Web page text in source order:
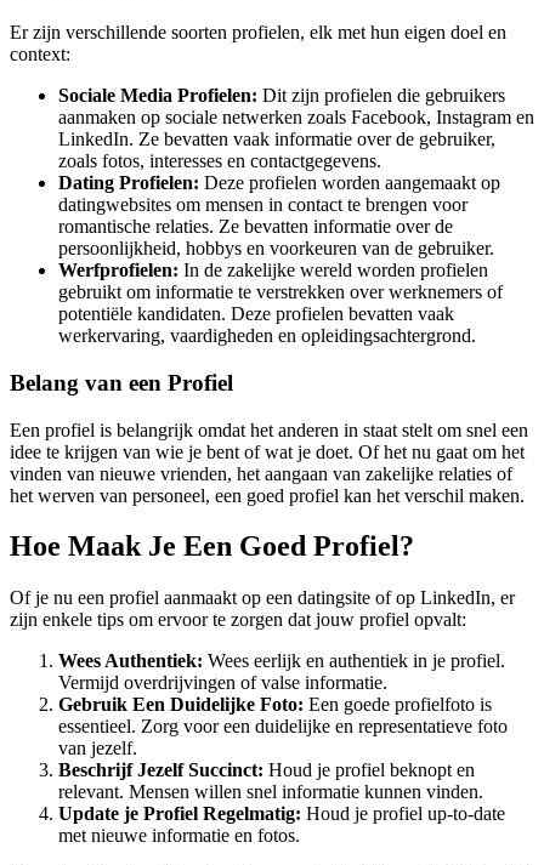
Er zijn verschillende soorten profielen, elk met hun eigen doel en
context:
Sociale Media Profielen: Dit zijn profielen die gebruikers
aanmaken op sociale netwerken zoals Facebook, Instagram en
LinkedIn. Ze bevatten vaak informatie over de gebruiker,
zoals fotos, interesses en contactgegevens.
Dating Profielen: Deze profielen worden aangemaakt op
datingwebsites om mensen in contact te brengen voor
romantische relaties. Ze bevatten informatie over de
persoonlijkheid, hobbys en voorkeuren van de gebruiker.
Werfprofielen: In de zakelijke wereld worden profielen
gebruikt om informatie te verstrekken over werknemers of
potentiële kandidaten. Deze profielen bevatten vaak
werkervaring, vaardigheden en opleidingsachtergrond.
Belang van een Profiel
Een profiel is belangrijk omdat het anderen in staat stelt om snel een
idee te krijgen van wie je bent of wat je doet. Of het nu gaat om het
vinden van nieuwe vrienden, het aangaan van zakelijke relaties of
het werven van personeel, een goed profiel kan het verschil maken.
Hoe Maak Je Een Goed Profiel?
Of je nu een profiel aanmaakt op een datingsite of op LinkedIn, er
zijn enkele tips om ervoor te zorgen dat jouw profiel opvalt:
Wees Authentiek: Wees eerlijk en authentiek in je profiel.
Vermijd overdrijvingen of valse informatie.
Gebruik Een Duidelijke Foto: Een goede profielfoto is
essentieel. Zorg voor een duidelijke en representatieve foto
van jezelf.
Beschrijf Jezelf Succinct: Houd je profiel beknopt en
relevant. Mensen willen snel informatie kunnen vinden.
Update je Profiel Regelmatig: Houd je profiel up-to-date
met nieuwe informatie en fotos.